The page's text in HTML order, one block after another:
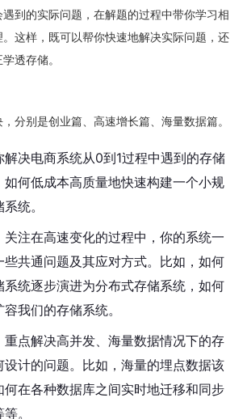
到的实际问题，在解题的过程中带你学习相
这样，既可以帮你快速地解决实际问题，还
透存储。
分别是创业篇、高速增长篇、海量数据篇。
解决电商系统从0到1过程中遇到的存储
如何低成本高质量地快速构建一个小规
统。
关注在高速变化的过程中，你的系统一
共通问题及其应对方式。比如，如何
系统逐步演进为分布式存储系统，如何
我们的存储系统。
重点解决高并发、海量数据情况下的存
设计的问题。比如，海量的埋点数据该
何在各种数据库之间实时地迁移和同步
。